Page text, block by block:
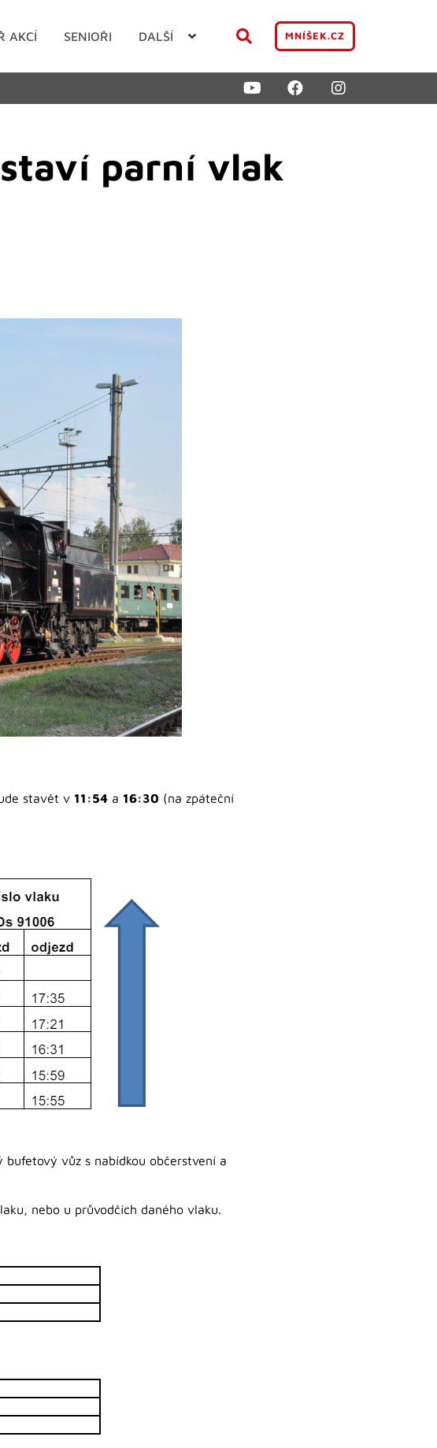
AKCÍ SENIOŘI DALŠÍ MNÍŠEK.CZ
parní vlak
stavět v 11:54 a 16:30 (na zpáteční
vůz s nabídkou občerstvení a
nebo u průvodčích daného vlaku.